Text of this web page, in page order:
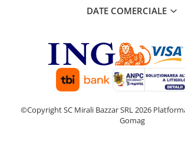
DATE COMERCIALE
©Copyright SC Mirali Bazzar SRL 2026
Gomag